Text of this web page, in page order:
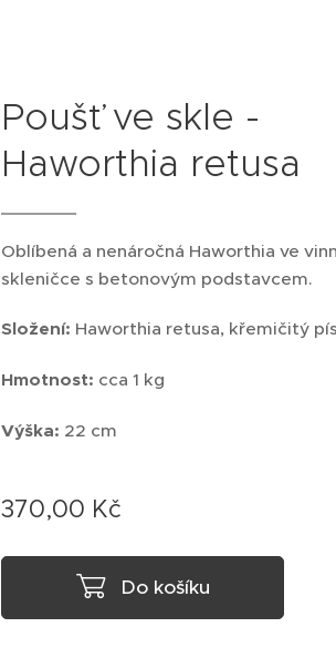
Poušť ve skle -
Haworthia retusa
Oblíbená a nenáročná Haworthia ve
skleničce s betonovým podstavcem.
Složení: Haworthia retusa, křemičitý
Hmotnost: cca 1 kg
Výška: 22 cm
370,00 Kč
Do košíku